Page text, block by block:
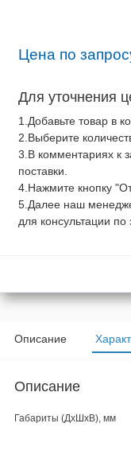
Цена по
Для уточнения
1.Добавьте товар в
2.Выберите
3.В комментариях к
поставки.
4.Нажмите кнопку
5.Далее наш
для консультации по
Описание
Описание
Габариты (ДхШхВ), мм